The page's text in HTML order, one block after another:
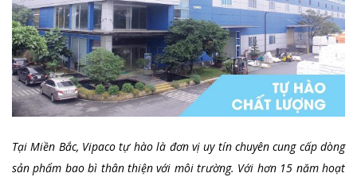
Tại Miền Bắc, Vipaco tự hào là đơn vị uy tín chuyên cung cấp dòng
sản phẩm bao bì thân thiện với môi trường. Với hơn 15 năm hoạt